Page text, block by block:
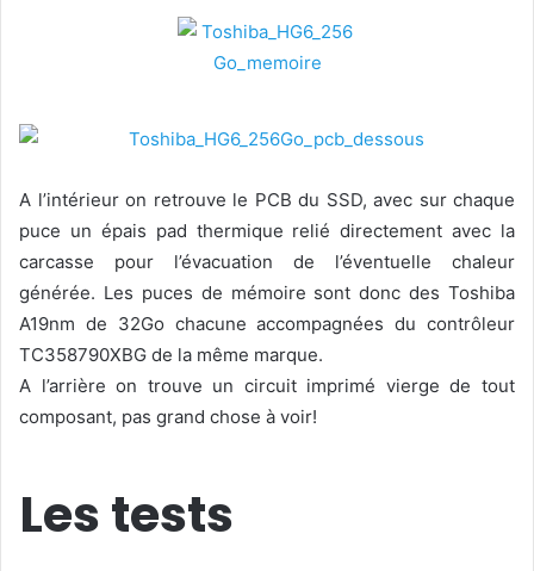
A l’intérieur on retrouve le PCB du SSD, avec sur chaque
puce un épais pad thermique relié directement avec la
carcasse pour l’évacuation de l’éventuelle chaleur
générée. Les puces de mémoire sont donc des Toshiba
A19nm de 32Go chacune accompagnées du contrôleur
TC358790XBG de la même marque.
A l’arrière on trouve un circuit imprimé vierge de tout
composant, pas grand chose à voir!
Les tests